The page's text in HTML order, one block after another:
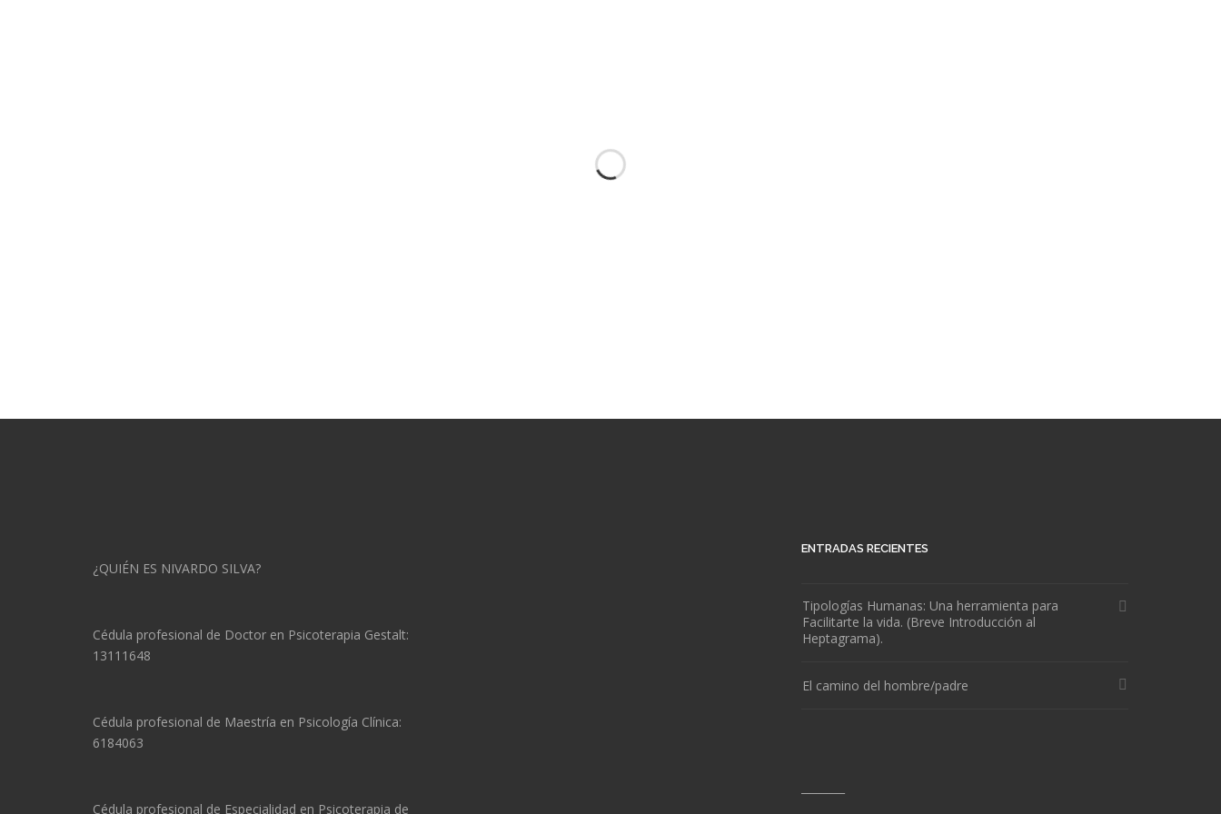
¿QUIÉN ES NIVARDO SILVA?
Cédula profesional de Doctor en Psicoterapia Gestalt:
13111648
Cédula profesional de Maestría en Psicología Clínica:
6184063
Cédula profesional de Especialidad en Psicoterapia de
ENTRADAS RECIENTES
Tipologías Humanas: Una herramienta para
Facilitarte la vida. (Breve Introducción al
Heptagrama).
El camino del hombre/padre